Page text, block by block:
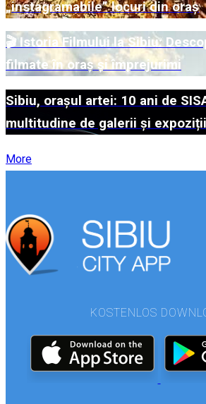
„instagramabile” locuri din oraș
🎬 Istoria Filmului la Sibiu:
filmate în oraș și împrejurimi
Sibiu, orașul artei: 10 ani de
multitudine de galerii și expoziții
More
KOSTENLOS